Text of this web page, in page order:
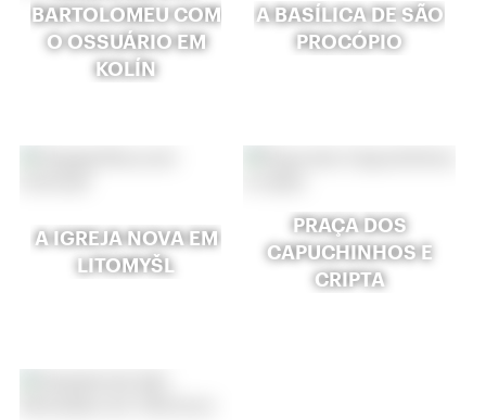
BARTOLOMEU COM
O OSSUÁRIO EM
KOLÍN
A BASÍLICA DE SÃO
PROCÓPIO
A IGREJA NOVA EM
LITOMYŠL
PRAÇA DOS
CAPUCHINHOS E
CRIPTA